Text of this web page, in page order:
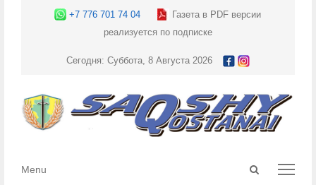
+7 776 701 74 04
Газета в PDF версии
реализуется по подписке
Сегодня: Суббота, 8 Августа 2026
Open
Menu
Menu